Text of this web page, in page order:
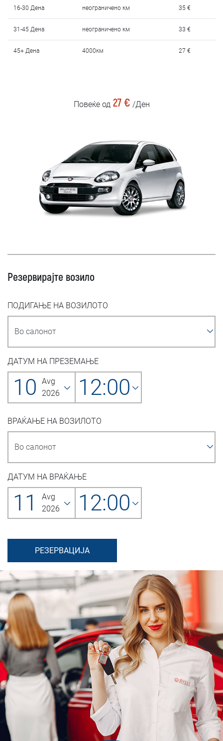
ENGLISH
16-30 Дена неограничено км 35 €
31-45 Дена неограничено км 33 €
45+ Дена 4000км 27 €
Повеќе од 27 € /Ден
Резервирајте возило
ПОДИГАЊЕ НА ВОЗИЛОТО
ДАТУМ НА ПРЕЗЕМАЊЕ
10
Avg
2026
12:00
ВРАЌАЊЕ НА ВОЗИЛОТО
ДАТУМ НА ВРАЌАЊЕ
11
Avg
2026
12:00
РЕЗЕРВАЦИЈА